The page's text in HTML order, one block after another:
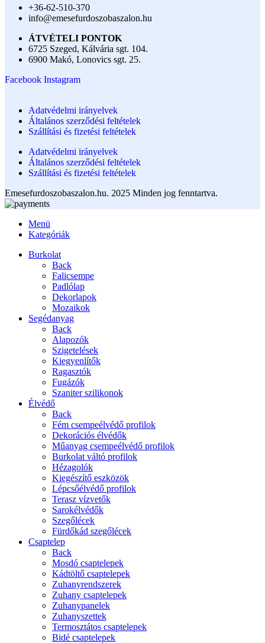
+36-62-510-370
info@emesefurdoszobaszalon.hu
ÁTVÉTELI PONTOK
6725 Szeged, Kálvária sgt. 104.​
6900 Makó, Lonovics sgt. 25.
Facebook Instagram
Adatvédelmi irányelvek
Általános szerződési feltételek
Szállítási és fizetési feltételek
Adatvédelmi irányelvek
Általános szerződési feltételek
Szállítási és fizetési feltételek
Emesefurdoszobaszalon.hu. 2025 Minden jog fenntartva.
Menü
Kategóriák
Burkolat
Back
Falicsempe
Padlólap
Dekorlapok
Mozaikok
Segédanyag
Back
Alapozók
Szigetelések
Kiegyenlítők
Ragasztók
Fugázók
Szaniter szilikonok
Élvédő
Back
Fém csempeélvédő profilok
Dekorációs élvédők
Műanyag csempeélvédő profilok
Burkolat váltó profilok
Hézagolók
Kiegészítő eszközök
Lépcsőélvédő profilok
Terasz vízvetők
Sarokélvédők
Szegőlécek
Fürdőkád szegőlécek
Csaptelep
Back
Mosdó csaptelepek
Kádtöltő csaptelepek
Zuhanyrendszerek
Zuhany csaptelepek
Zuhanypanelek
Zuhanyszettek
Termosztátos csaptelepek
Bidé csaptelepek